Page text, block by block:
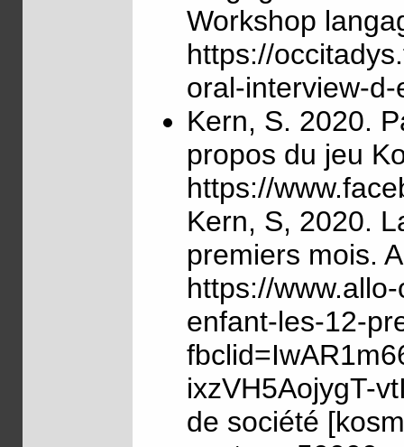
Workshop
https://
oral-interview-
Kern, S. 2020.
propos du jeu
https://
Kern, S, 2020.
premiers mois.
https://
enfant-les-12-
ixzVH5AojygT-
de société